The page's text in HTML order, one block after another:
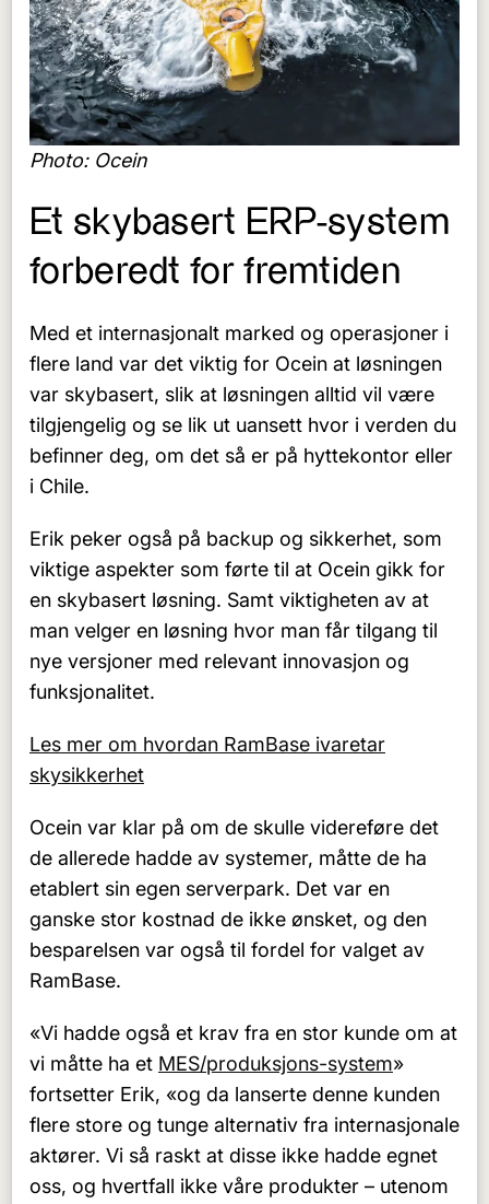
Photo: Ocein
Et skybasert ERP-system
forberedt for fremtiden
Med et internasjonalt marked og operasjoner i
flere land var det viktig for Ocein at løsningen
var skybasert, slik at løsningen alltid vil være
tilgjengelig og se lik ut uansett hvor i verden du
befinner deg, om det så er på hyttekontor eller
i Chile.
Erik peker også på backup og sikkerhet, som
viktige aspekter som førte til at Ocein gikk for
en skybasert løsning. Samt viktigheten av at
man velger en løsning hvor man får tilgang til
nye versjoner med relevant innovasjon og
funksjonalitet.
Les mer om hvordan RamBase ivaretar
skysikkerhet
Ocein var klar på om de skulle videreføre det
de allerede hadde av systemer, måtte de ha
etablert sin egen serverpark. Det var en
ganske stor kostnad de ikke ønsket, og den
besparelsen var også til fordel for valget av
RamBase.
«Vi hadde også et krav fra en stor kunde om at
vi måtte ha et MES/produksjons-system»
fortsetter Erik, «og da lanserte denne kunden
flere store og tunge alternativ fra internasjonale
aktører. Vi så raskt at disse ikke hadde egnet
oss, og hvertfall ikke våre produkter – utenom